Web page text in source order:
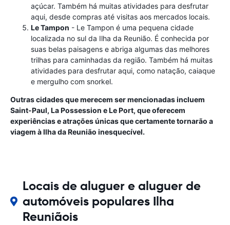
açúcar. Também há muitas atividades para desfrutar
aqui, desde compras até visitas aos mercados locais.
Le Tampon - Le Tampon é uma pequena cidade
localizada no sul da Ilha da Reunião. É conhecida por
suas belas paisagens e abriga algumas das melhores
trilhas para caminhadas da região. Também há muitas
atividades para desfrutar aqui, como natação, caiaque
e mergulho com snorkel.
Outras cidades que merecem ser mencionadas incluem
Saint-Paul, La Possession e Le Port, que oferecem
experiências e atrações únicas que certamente tornarão a
viagem à Ilha da Reunião inesquecível.
Locais de aluguer e aluguer de
automóveis populares Ilha
Reuniãois